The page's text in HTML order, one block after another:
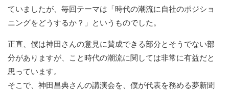
ていましたが、毎回テーマは「時代の潮流に自社のポジショ
ニングをどうするか？」というものでした。
正直、僕は神田さんの意見に賛成できる部分とそうでない部
分がありますが、こと時代の潮流に関しては非常に有益だと
思っています。
そこで、神田昌典さんの講演会を、僕が代表を務める夢新聞